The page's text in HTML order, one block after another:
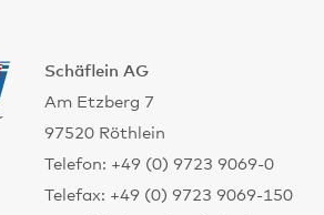
Schäflein AG
Am Etzberg 7
97520 Röthlein
Telefon: +49 (0) 9723 9069-0
Telefax: +49 (0) 9723 9069-150